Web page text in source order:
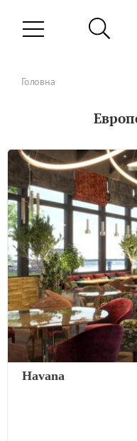
Головна
Havana